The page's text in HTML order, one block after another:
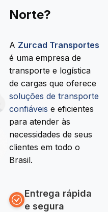
Norte?
A Zurcad Transportes
é uma empresa de
transporte e logística
de cargas que oferece
soluções de transporte
confiáveis e eficientes
para atender às
necessidades de seus
clientes em todo o
Brasil.
Entrega rápida
e segura